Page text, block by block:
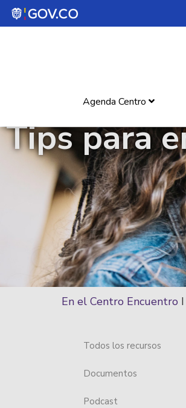
Agenda Centro
Tips para
En el Centro Encuentro I
Todos los recursos
Documentos
Podcast